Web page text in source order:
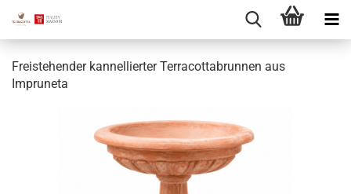
Freistehender kannellierter Terracottabrunnen aus
Impruneta